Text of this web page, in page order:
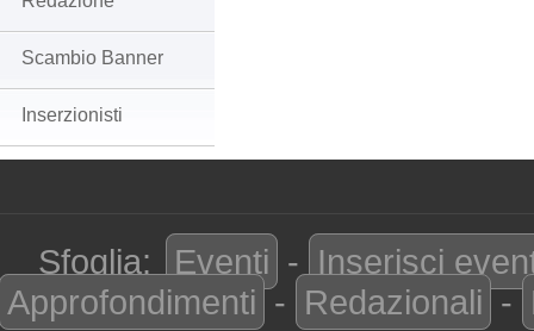
Scambio Banner
Inserzionisti
Sfoglia: Eventi - Inserisci
Approfondimenti - Redazionali -